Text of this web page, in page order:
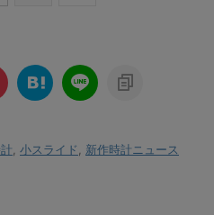
小スライド
新作時計ニュース